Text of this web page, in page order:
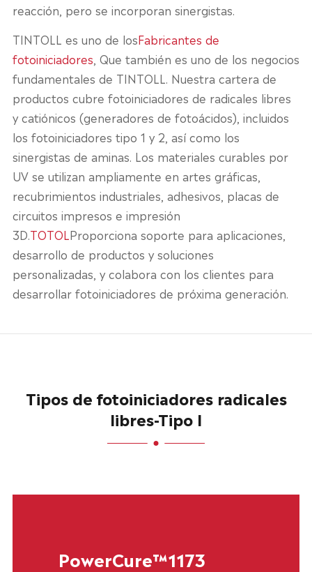
reacción, pero se incorporan sinergistas.
TINTOLL es uno de losFabricantes de
fotoiniciadores , Que también es uno de los negocios
fundamentales de TINTOLL. Nuestra cartera de
productos cubre fotoiniciadores de radicales libres
y catiónicos (generadores de fotoácidos), incluidos
los fotoiniciadores tipo 1 y 2, así como los
sinergistas de aminas. Los materiales curables por
UV se utilizan ampliamente en artes gráficas,
recubrimientos industriales, adhesivos, placas de
circuitos impresos e impresión
3D. TOTOL Proporciona soporte para aplicaciones,
desarrollo de productos y soluciones
personalizadas, y colabora con los clientes para
desarrollar fotoiniciadores de próxima generación.
Tipos de fotoiniciadores radicales
libres-Tipo I
PowerCure™1173